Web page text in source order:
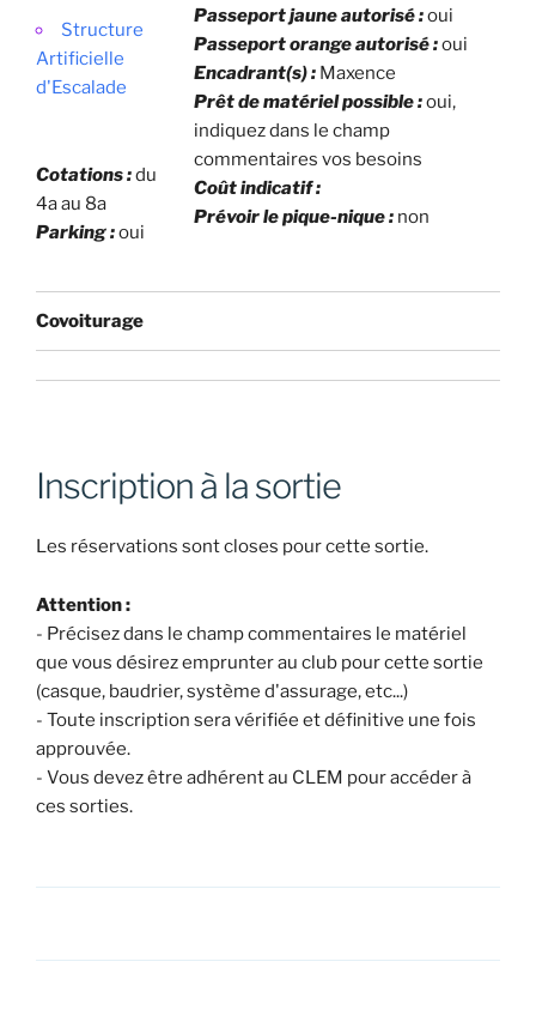
Structure
Artificielle
d'Escalade
Cotations :du
4a au 8a
Parking :oui
Passeport jaune autorisé :oui
Passeport orange autorisé :oui
Encadrant(s) : Maxence
Prêt de matériel possible :oui,
indiquez dans le champ
commentaires vos besoins
Coût indicatif :
Prévoir le pique-nique : non
Covoiturage
Inscription à la sortie
Les réservations sont closes pour cette sortie.
Attention :
- Précisez dans le champ commentaires le matériel
que vous désirez emprunter au club pour cette sortie
(casque, baudrier, système d'assurage, etc...)
- Toute inscription sera vérifiée et définitive une fois
approuvée.
- Vous devez être adhérent au CLEM pour accéder à
ces sorties.